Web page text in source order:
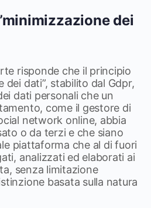
dei
risponde che il principio
dei dati”, stabilito dal Gdpr,
dati personali che un
come il gestore di
network online, abbia
o da terzi e che siano
piattaforma che al di fuori
analizzati ed elaborati ai
senza limitazione
basata sulla natura